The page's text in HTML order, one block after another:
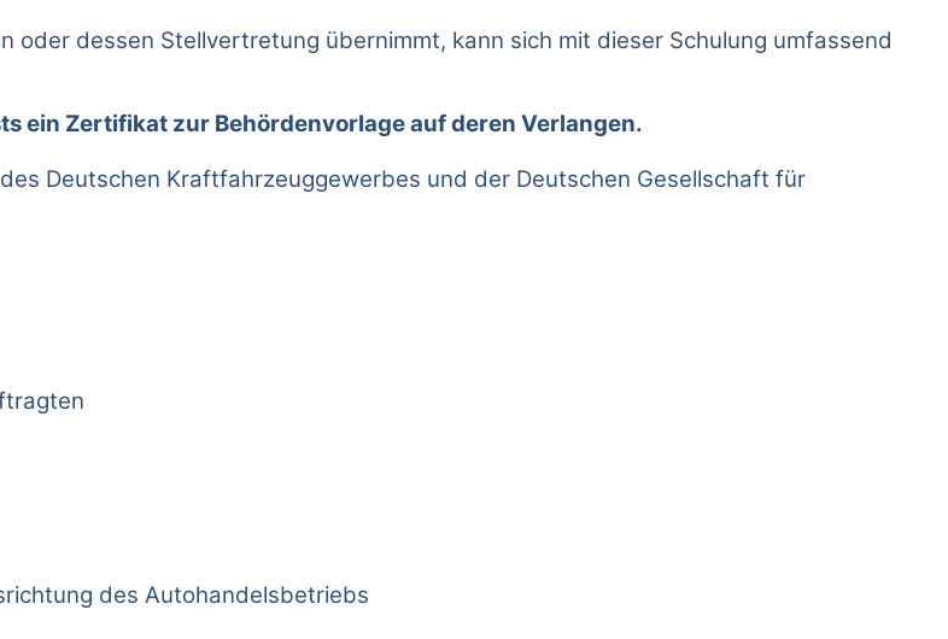
dessen Stellvertretung übernimmt, kann sich mit dieser Schulung umfassend
ein Zertifikat zur Behördenvorlage auf deren Verlangen.
Deutschen Kraftfahrzeuggewerbes und der Deutschen Gesellschaft für
des Autohandelsbetriebs